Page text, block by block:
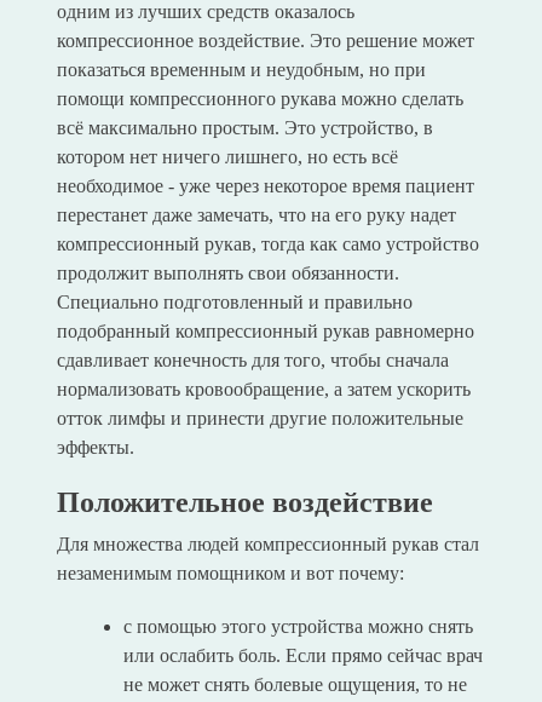
одним из лучших средств оказалось
компрессионное воздействие. Это решение может
показаться временным и неудобным, но при
помощи компрессионного рукава можно сделать
всё максимально простым. Это устройство, в
котором нет ничего лишнего, но есть всё
необходимое - уже через некоторое время пациент
перестанет даже замечать, что на его руку надет
компрессионный рукав, тогда как само устройство
продолжит выполнять свои обязанности.
Специально подготовленный и правильно
подобранный компрессионный рукав равномерно
сдавливает конечность для того, чтобы сначала
нормализовать кровообращение, а затем ускорить
отток лимфы и принести другие положительные
эффекты.
Положительное воздействие
Для множества людей компрессионный рукав стал
незаменимым помощником и вот почему:
с помощью этого устройства можно снять
или ослабить боль. Если прямо сейчас врач
не может снять болевые ощущения, то не